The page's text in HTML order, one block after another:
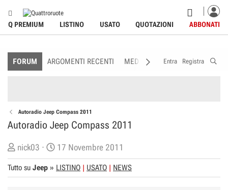
Q PREMIUM LISTINO USATO QUOTAZIONI ABBONATI
FORUM ARGOMENTI RECENTI MEDIA MEMBRI
Entra Registra
Autoradio Jeep Compass 2011
Autoradio Jeep Compass 2011
C
r
e
nick03
D
a
t
17 Novembre 2011
Tutto su Jeep » LISTINO USATO NEWS